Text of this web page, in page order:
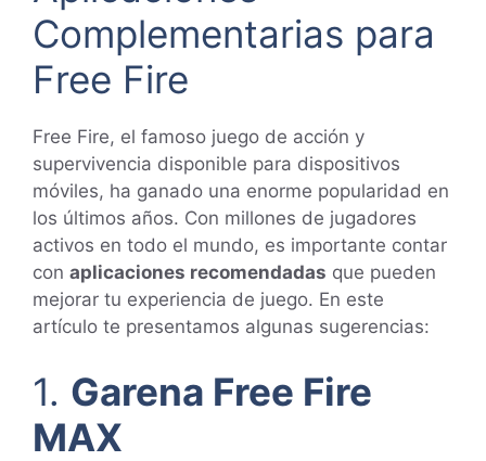
Complementarias para
Free Fire
Free Fire, el famoso juego de acción y
supervivencia disponible para dispositivos
móviles, ha ganado una enorme popularidad en
los últimos años. Con millones de jugadores
activos en todo el mundo, es importante contar
con aplicaciones recomendadas que pueden
mejorar tu experiencia de juego. En este
artículo te presentamos algunas sugerencias:
1. Garena Free Fire
MAX